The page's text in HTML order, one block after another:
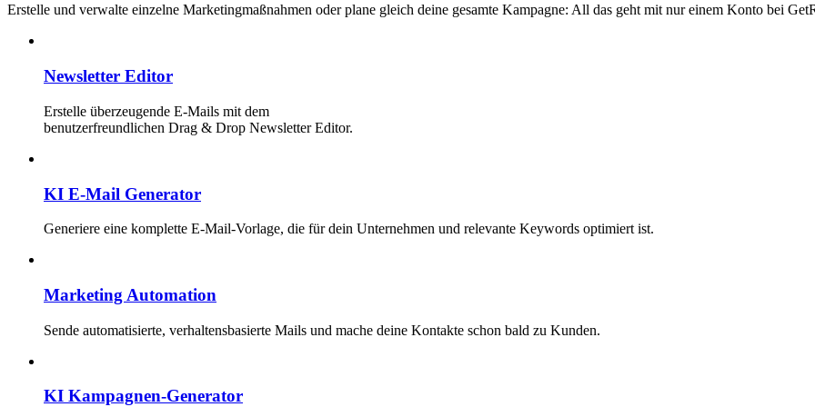
Erstelle und verwalte einzelne Marketingmaßnahmen oder plane gleich deine gesamte Kampagne: All das geht mit nur einem Konto bei
Newsletter Editor
Erstelle überzeugende E-Mails mit dem
benutzerfreundlichen Drag & Drop Newsletter Editor.
KI E-Mail Generator
Generiere eine komplette E-Mail-Vorlage, die für dein Unternehmen und relevante Keywords optimiert ist.
Marketing Automation
Sende automatisierte, verhaltensbasierte Mails und mache deine Kontakte schon bald zu Kunden.
KI Kampagnen-Generator